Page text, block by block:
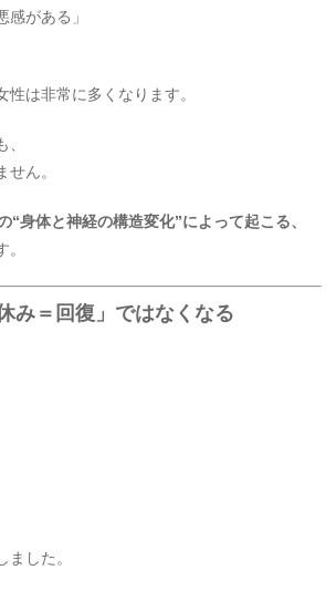
感がある」
性は非常に多くなります。
せん。
“身体と神経の構造変化”によって起こる、
。
み＝回復」ではなくなる
ました。